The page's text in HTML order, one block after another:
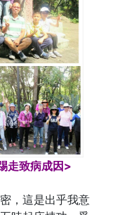
走致病成因>
，這是出乎我意